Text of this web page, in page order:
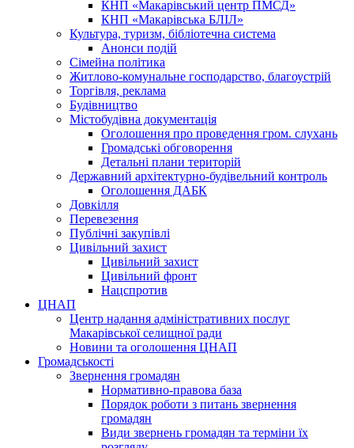
КНП «Макарівський центр ПМСД»
КНП «Макарівська БЛІЛ»
Культура, туризм, бібліотечна система
Анонси подій
Сімейна політика
Житлово-комунальне господарство, благоустрій
Торгівля, реклама
Будівництво
Містобудівна документація
Оголошення про проведення гром. слухань
Громадські обговорення
Детальні плани територій
Державний архітектурно-будівельний контроль
Оголошення ДАБК
Довкілля
Перевезення
Публічні закупівлі
Цивільний захист
Цивільний захист
Цивільний фронт
Нацспротив
ЦНАП
Центр надання адміністративних послуг
Макарівської селищної ради
Новини та оголошення ЦНАП
Громадськості
Звернення громадян
Нормативно-правова база
Порядок роботи з питань звернення
громадян
Види звернень громадян та терміни їх